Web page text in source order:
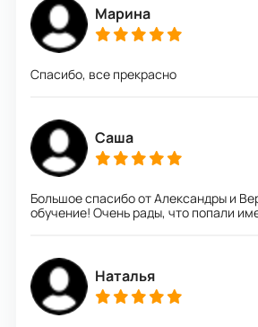
Марина
Спасибо, все прекрасно
Саша
Большое спасибо от Александры и
обучение! Очень рады, что попали
Наталья